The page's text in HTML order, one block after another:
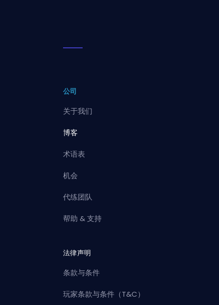
公司
关于我们
博客
术语表
机会
代练团队
帮助 & 支持
法律声明
条款与条件
玩家条款与条件（T&C）